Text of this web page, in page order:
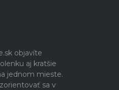
objavíte
aj kratšie
jednom mieste.
sa v